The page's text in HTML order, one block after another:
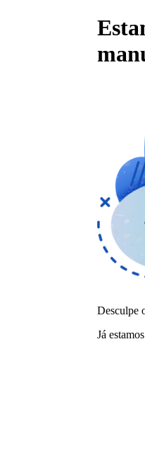
Desculpe
Já